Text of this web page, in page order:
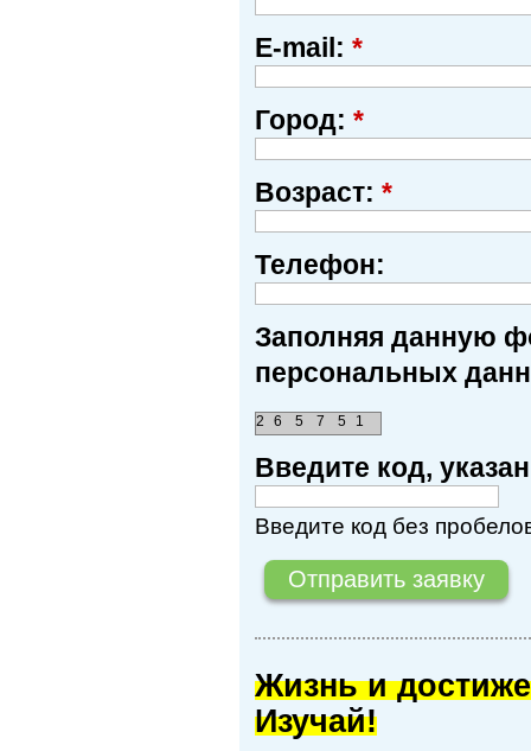
E-mail: *
Город: *
Возраст: *
Телефон:
Заполняя данную
персональных
2 5 1
7
5
6
Введите код,
Введите код без
Жизнь и
Изучай!